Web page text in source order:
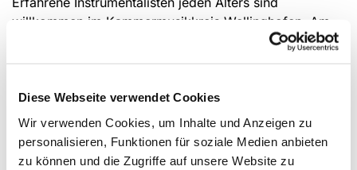
Diese Webseite verwendet Cookies
Wir verwenden Cookies, um Inhalte und Anzeigen zu
personalisieren, Funktionen für soziale Medien anbieten
zu können und die Zugriffe auf unsere Website zu
willkommen im Kammermusikkreis Wellinghofen. Am
besten integrierbar sind Streicher, je nach Literatur
aber auch Holzbläser. Der Kammermusikkreis begleitet
bei Gottesdiensten, Konzerten und
Oratorienaufführungen. Darüber hinaus werden
gelegentlich eigene Orchesterkonzerte veranstaltet.